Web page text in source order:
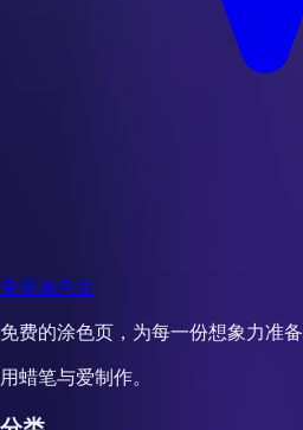
免费涂色页
免费的涂色页，为每一份想象力准备
用蜡笔与爱制作。